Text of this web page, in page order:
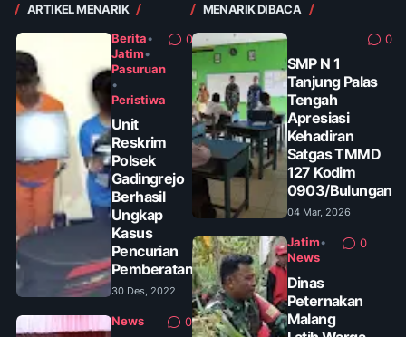
ARTIKEL MENARIK
Berita•
Jatim•
Pasuruan
•
Peristiwa
0
Unit
Reskrim
Polsek
Gadingrejo
Berhasil
Ungkap
Kasus
Pencurian
Pemberatan
30 Des, 2022
News 0
MENARIK DIBACA
0
SMP N 1
Tanjung Palas
Tengah
Apresiasi
Kehadiran
Satgas TMMD
127 Kodim
0903/Bulungan
04 Mar, 2026
Jatim•
News
0
Dinas
Peternakan
Malang